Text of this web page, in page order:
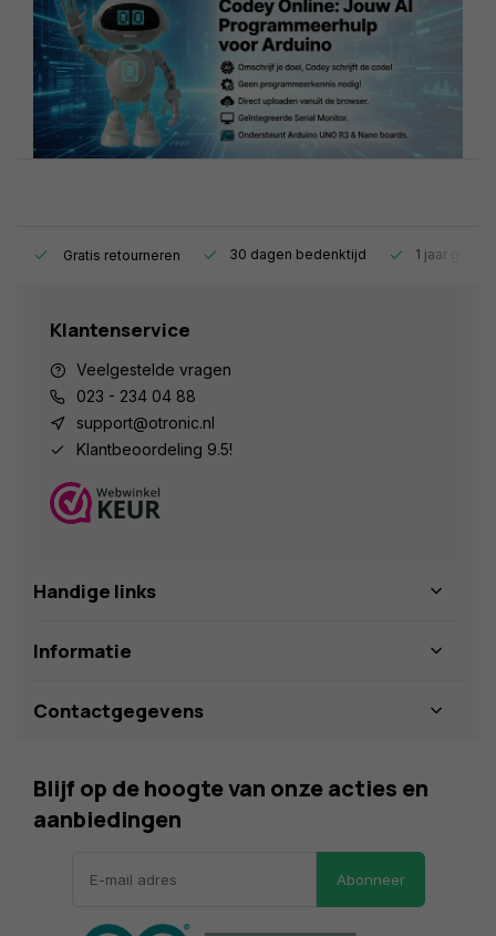
Gratis retourneren 30 dagen bedenktijd 1 jaar
Klantenservice
Veelgestelde vragen
023 - 234 04 88
support@otronic.nl
Klantbeoordeling 9.5!
Handige links
Informatie
Contactgegevens
Blijf op de hoogte van onze acties en
aanbiedingen
Abonneer